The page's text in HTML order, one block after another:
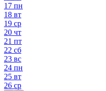
17 пн
18 вт
19 ср
20 чт
21 пт
22 сб
23 вс
24 пн
25 вт
26 ср